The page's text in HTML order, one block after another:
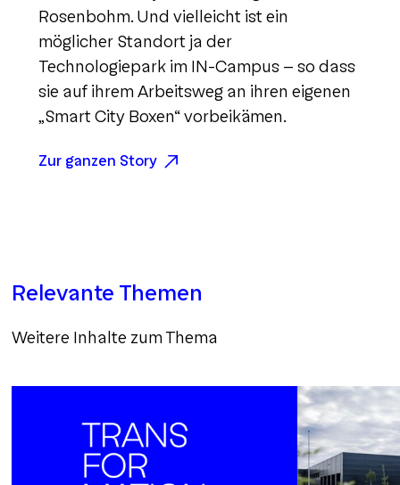
Rosenbohm. Und vielleicht ist ein
möglicher Standort ja der
Technologiepark im IN-Campus – so dass
sie auf ihrem Arbeitsweg an ihren eigenen
„Smart City Boxen“ vorbeikämen.
Zur ganzen Story
Relevante Themen
Weitere Inhalte zum Thema